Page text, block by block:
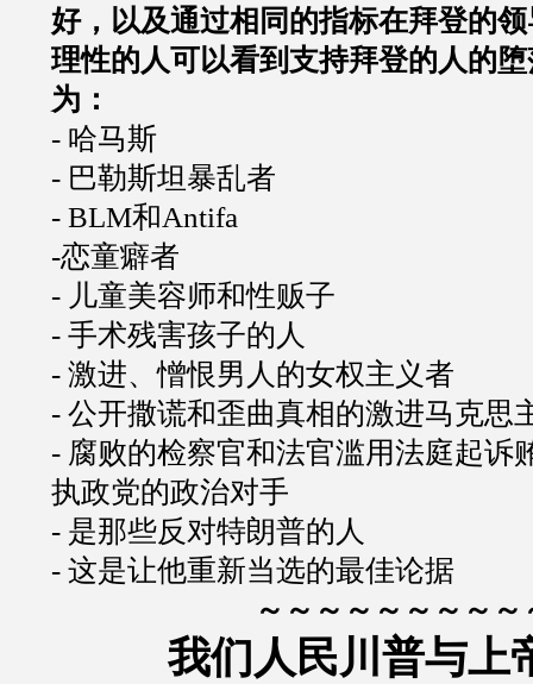
好，以及通过相同的指标在拜登的
理性的人可以看到支持拜登的人的
为：
- 哈马斯
- 巴勒斯坦暴乱者
- BLM和Antifa
-恋童癖者
- 儿童美容师和性贩子
- 手术残害孩子的人
- 激进、憎恨男人的女权主义者
- 公开撒谎和歪曲真相的激进马克思
- 腐败的检察官和法官滥用法庭起诉
执政党的政治对手
- 是那些反对特朗普的人
- 这是让他重新当选的最佳论据
～～～～～～～～～
我们人民川普与上